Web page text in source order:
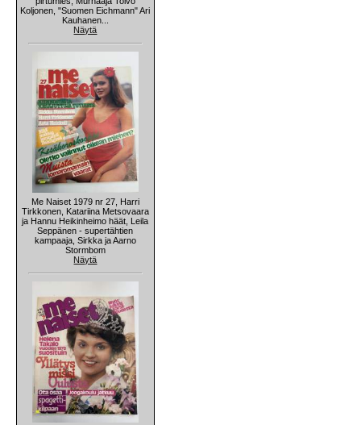
Koljonen, "Suomen Eichmann" Ari
Kauhanen...
Näytä
Me Naiset 1979 nr 27, Harri
Tirkkonen, Katariina Metsovaara
ja Hannu Heikinheimo häät, Leila
Seppänen - supertähtien
kampaaja, Sirkka ja Aarno
Stormbom
Näytä